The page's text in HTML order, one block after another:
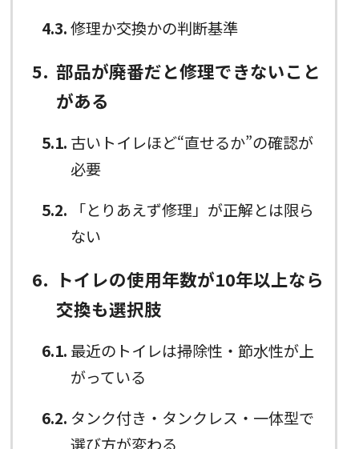
4.3 修理か交換かの判断基準
5 部品が廃番だと修理できないこと
がある
5.1 古いトイレほど“直せるか”の確認が
必要
5.2
「とりあえず修理」が正解とは限ら
ない
6
トイレの使用年数が10年以上なら
交換も選択肢
6.1 最近のトイレは掃除性・節水性が上
がっている
6.2 タンク付き・タンクレス・一体型で
選び方が変わる